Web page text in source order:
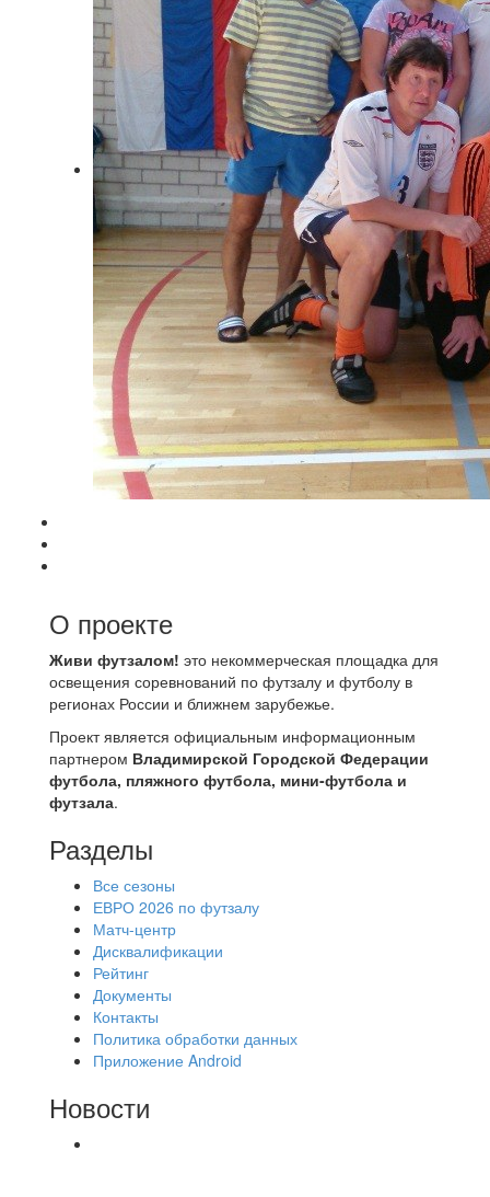
О проекте
Живи футзалом! это некоммерческая площадка для
освещения соревнований по футзалу и футболу в
регионах России и ближнем зарубежье.
Проект является официальным информационным
партнером Владимирской Городской Федерации
футбола, пляжного футбола, мини-футбола и
футзала.
Разделы
Все сезоны
ЕВРО 2026 по футзалу
Матч-центр
Дисквалификации
Рейтинг
Документы
Контакты
Политика обработки данных
Приложение Android
Новости